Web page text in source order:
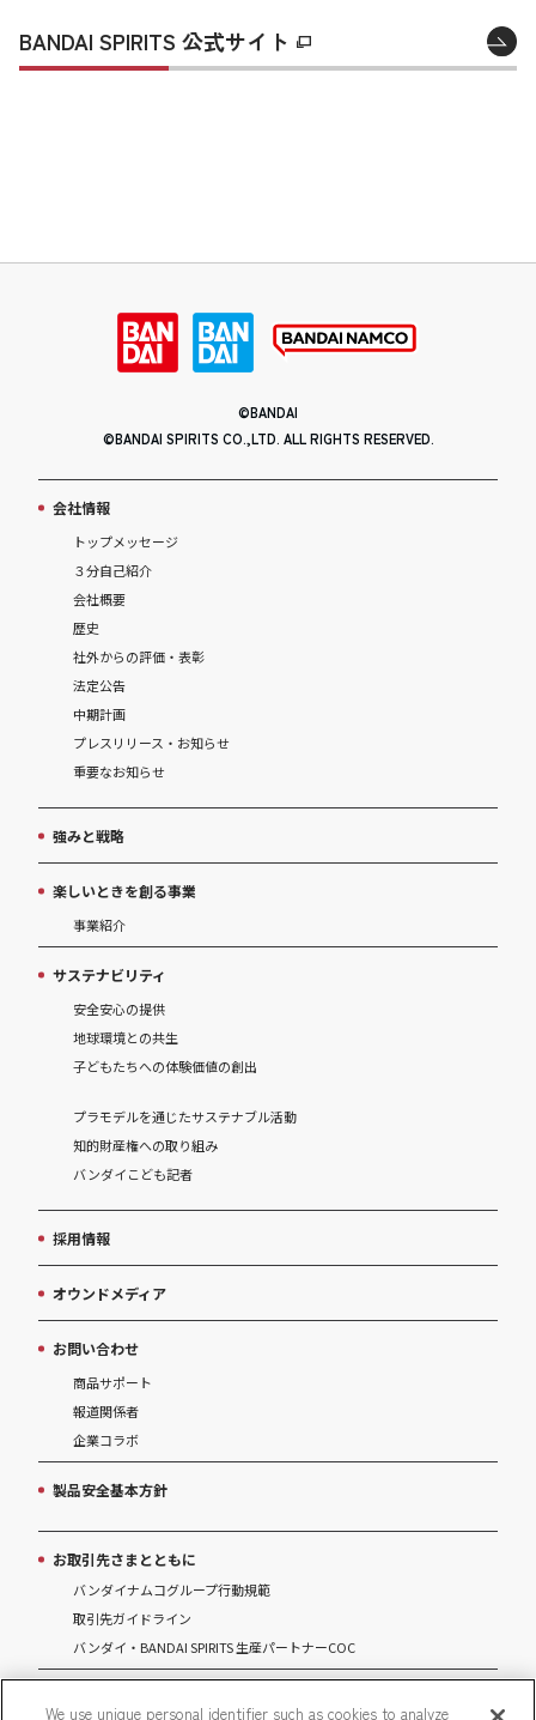
BANDAI SPIRITS 公式サイト
©BANDAI
©BANDAI SPIRITS CO.,LTD. ALL RIGHTS RESERVED.
会社情報
トップメッセージ
３分自己紹介
会社概要
歴史
社外からの評価・表彰
法定公告
中期計画
プレスリリース・お知らせ
重要なお知らせ
強みと戦略
楽しいときを創る事業
事業紹介
サステナビリティ
安全安心の提供
地球環境との共生
子どもたちへの体験価値の創出
プラモデルを通じたサステナブル活動
知的財産権への取り組み
バンダイこども記者
採用情報
オウンドメディア
お問い合わせ
商品サポート
報道関係者
企業コラボ
製品安全基本方針
お取引先さまとともに
バンダイナムコグループ行動規範
取引先ガイドライン
バンダイ・BANDAI SPIRITS 生産パートナーCOC
We use unique personal identifier such as cookies to analyze